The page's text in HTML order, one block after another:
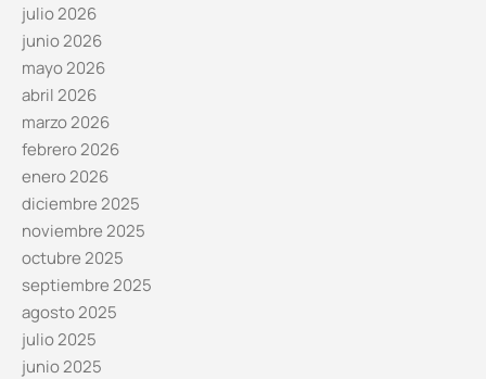
julio 2026
junio 2026
mayo 2026
abril 2026
marzo 2026
febrero 2026
enero 2026
diciembre 2025
noviembre 2025
octubre 2025
septiembre 2025
agosto 2025
julio 2025
junio 2025